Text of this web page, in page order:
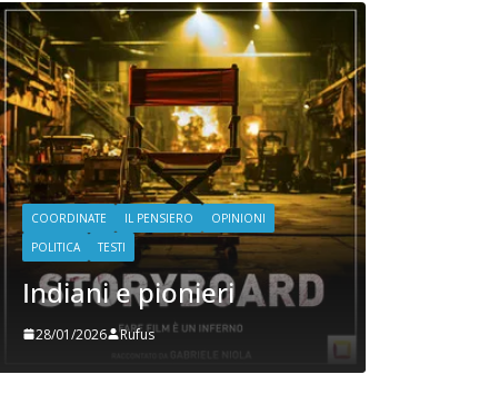
COORDINATE IL PENSIERO
SEGNALAZIONI
STRANGE DAYS
Shitstorm, videogame e
globalizzazione